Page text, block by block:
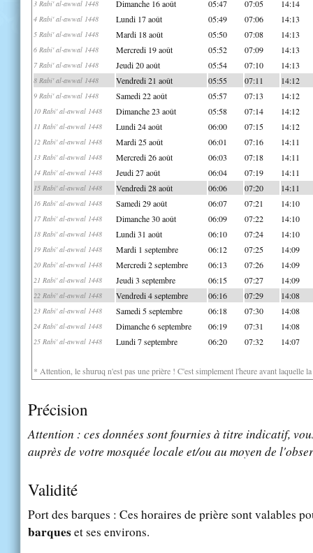
3 Rabi' al-awwal 1448 Dimanche 16 août 05:47 07:05 14:14
4 Rabi' al-awwal 1448 Lundi 17 août 05:49 07:06 14:13
5 Rabi' al-awwal 1448 Mardi 18 août 05:50 07:08 14:13
6 Rabi' al-awwal 1448 Mercredi 19 août 05:52 07:09 14:13
7 Rabi' al-awwal 1448 Jeudi 20 août 05:54 07:10 14:13
8 Rabi' al-awwal 1448 Vendredi 21 août 05:55 07:11 14:12
9 Rabi' al-awwal 1448 Samedi 22 août 05:57 07:13 14:12
10 Rabi' al-awwal 1448 Dimanche 23 août 05:58 07:14 14:12
11 Rabi' al-awwal 1448 Lundi 24 août 06:00 07:15 14:12
12 Rabi' al-awwal 1448 Mardi 25 août 06:01 07:16 14:11
13 Rabi' al-awwal 1448 Mercredi 26 août 06:03 07:18 14:11
14 Rabi' al-awwal 1448 Jeudi 27 août 06:04 07:19 14:11
15 Rabi' al-awwal 1448 Vendredi 28 août 06:06 07:20 14:11
16 Rabi' al-awwal 1448 Samedi 29 août 06:07 07:21 14:10
17 Rabi' al-awwal 1448 Dimanche 30 août 06:09 07:22 14:10
18 Rabi' al-awwal 1448 Lundi 31 août 06:10 07:24 14:10
19 Rabi' al-awwal 1448 Mardi 1 septembre 06:12 07:25 14:09
20 Rabi' al-awwal 1448 Mercredi 2 septembre 06:13 07:26 14:09
21 Rabi' al-awwal 1448 Jeudi 3 septembre 06:15 07:27 14:09
22 Rabi' al-awwal 1448 Vendredi 4 septembre 06:16 07:29 14:08
23 Rabi' al-awwal 1448 Samedi 5 septembre 06:18 07:30 14:08
24 Rabi' al-awwal 1448 Dimanche 6 septembre 06:19 07:31 14:08
25 Rabi' al-awwal 1448 Lundi 7 septembre 06:20 07:32 14:07
* Attention, le shuruq n'est pas une prière ! C'est simplement l'heure avant laquelle
Précision
Attention : ces données sont fournies à titre indicatif,
auprès de votre mosquée locale et/ou au moyen de
Validité
Port des barques : Ces horaires de prière sont valables
barqueset ses environs.